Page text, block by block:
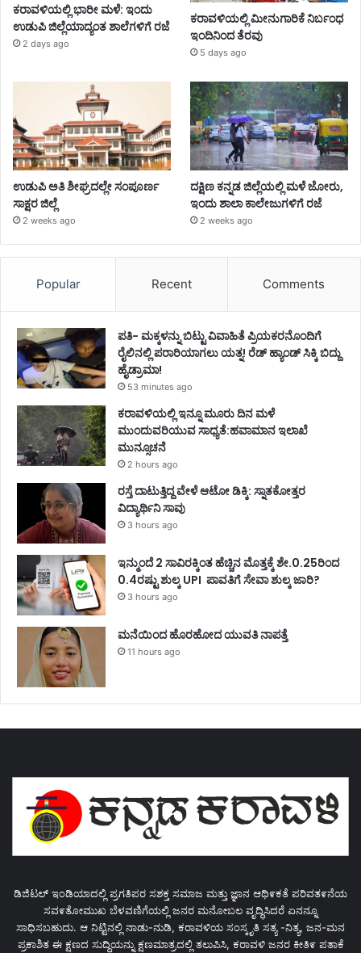
ಕರಾವಳಿಯಲ್ಲಿ ಭಾರೀ ಮಳೆ: ಇಂದು
ಉಡುಪಿ ಜಿಲ್ಲೆಯಾದ್ಯಂತ ಶಾಲೆಗಳಿಗೆ ರಜೆ
2 days ago
ಕರಾವಳಿಯಲ್ಲಿ ಮೀನುಗಾರಿಕೆ ನಿರ್ಬಂಧ
ಇಂದಿನಿಂದ ತೆರವು
5 days ago
ಉಡುಪಿ ಅತಿ ಶೀಘ್ರದಲ್ಲೇ ಸಂಪೂರ್ಣ
ಸಾಕ್ಷರ ಜಿಲ್ಲೆ
2 weeks ago
ದಕ್ಷಿಣ ಕನ್ನಡ ಜಿಲ್ಲೆಯಲ್ಲಿ ಮಳೆ ಜೋರು,
ಇಂದು ಶಾಲಾ ಕಾಲೇಜುಗಳಿಗೆ ರಜೆ
2 weeks ago
Popular Recent Comments
ಪತಿ- ಮಕ್ಕಳನ್ನು ಬಿಟ್ಟು ವಿವಾಹಿತೆ ಪ್ರಿಯಕರನೊಂದಿಗೆ
ರೈಲಿನಲ್ಲಿ ಪರಾರಿಯಾಗಲು ಯತ್ನ! ರೆಡ್ ಹ್ಯಾಂಡ್ ಸಿಕ್ಕಿ ಬಿದ್ದು
ಹೈಡ್ರಾಮಾ!
53 minutes ago
ಕರಾವಳಿಯಲ್ಲಿ ಇನ್ನೂ ಮೂರು ದಿನ ಮಳೆ
ಮುಂದುವರಿಯುವ ಸಾಧ್ಯತೆ:ಹವಾಮಾನ ಇಲಾಖೆ
ಮುನ್ಸೂಚನೆ
2 hours ago
ರಸ್ತೆ ದಾಟುತ್ತಿದ್ದ ವೇಳೆ ಆಟೋ ಡಿಕ್ಕಿ: ಸ್ನಾತಕೋತ್ತರ
ವಿದ್ಯಾರ್ಥಿನಿ ಸಾವು
3 hours ago
ಇನ್ಮುಂದೆ 2 ಸಾವಿರಕ್ಕಿಂತ ಹೆಚ್ಚಿನ ಮೊತ್ತಕ್ಕೆ ಶೇ.0.25ರಿಂದ
0.4ರಷ್ಟು ಶುಲ್ಕ UPI ಪಾವತಿಗೆ ಸೇವಾ ಶುಲ್ಕ ಜಾರಿ?
3 hours ago
ಮನೆಯಿಂದ ಹೊರಹೋದ ಯುವತಿ ನಾಪತ್ತೆ
11 hours ago
ಡಿಜಿಟಲ್ ಇಂಡಿಯಾದಲ್ಲಿ ಪ್ರಗತಿಪರ ಸಶಕ್ತ ಸಮಾಜ ಮತ್ತು ಜ್ಞಾನ ಆಥಿ೯ಕತೆ ಪರಿವತ೯ನೆಯ
ಸವ೯ತೋಮುಖ ಬೆಳವಣಿಗೆಯಲ್ಲಿ ಜನರ ಮನೋಬಲ ವೃದ್ಧಿಸಿದರೆ ಏನನ್ನೂ
ಸಾಧಿಸಬಹುದು. ಆ ನಿಟ್ಟಿನಲ್ಲಿ ನಾಡು-ನುಡಿ, ಕರಾವಳಿಯ ಸಂಸ್ಕೃತಿ ಸತ್ಯ -ನಿತ್ಯ, ಜನ-ಮನ
ಪ್ರಕಾಶಿತ ಈ ಕ್ಷಣದ ಸುದ್ಧಿಯನ್ನು ಕ್ಷಣಮಾತ್ರದಲ್ಲಿ ತಲುಪಿಸಿ, ಕರಾವಳಿ ಜನರ ಕೀತಿ೯ ಪತಾಕೆ